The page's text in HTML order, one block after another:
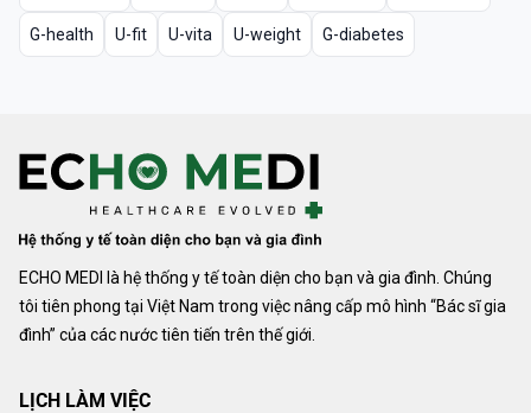
G-health U-fit U-vita U-weight G-diabetes
ECHO MEDI là hệ thống y tế toàn diện cho bạn và gia đình. Chúng
tôi tiên phong tại Việt Nam trong việc nâng cấp mô hình “Bác sĩ gia
đình” của các nước tiên tiến trên thế giới.
LỊCH LÀM VIỆC